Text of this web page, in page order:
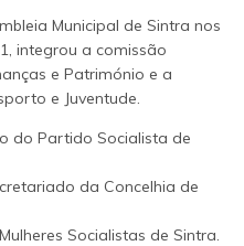
Municipal de Sintra nos
integrou a comissão
e Património e a
e Juventude.
do Partido Socialista de
da Concelhia de
Socialistas de Sintra.